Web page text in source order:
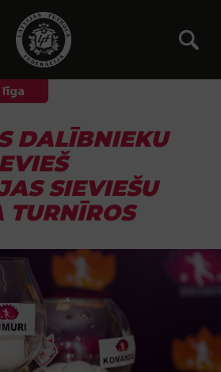
DALĪBNIEKU
SIEVIEŠU
TURNĪROS